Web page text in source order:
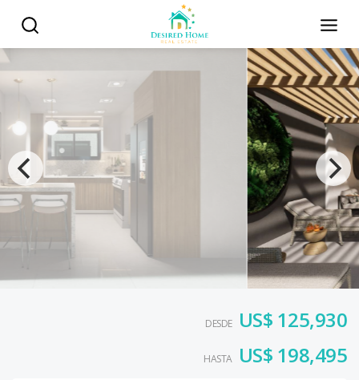
DESDE US$ 125,930
HASTA US$ 198,495